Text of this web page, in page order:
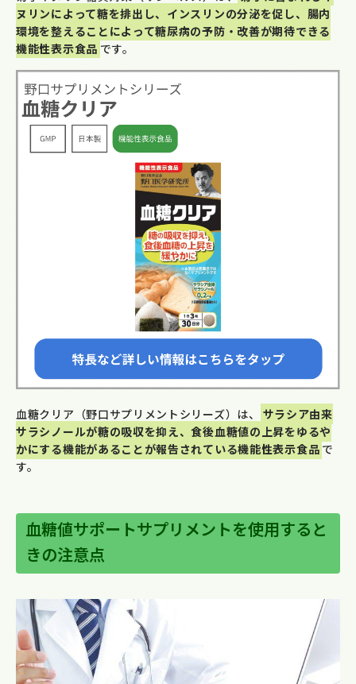
ヌリンによって糖を排出し、インスリンの分泌を促し、腸内
環境を整えることによって糖尿病の予防・改善が期待できる
機能性表示食品 です。
血糖クリア（野口サプリメントシリーズ）は、
サラシア由来
サラシノールが糖の吸収を抑え、食後血糖値の上昇をゆるや
かにする機能があることが報告されている機能性表示食品 で
す。
血糖値サポートサプリメントを使用すると
きの注意点